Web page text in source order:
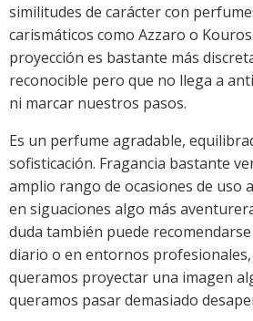
similitudes de carácter con
carismáticos como Azzaro o
proyección es bastante más
reconocible pero que no llega a
ni marcar nuestros pasos.
Es un perfume agradable,
sofisticación. Fragancia bastante
amplio rango de ocasiones de uso
en siguaciones algo más
duda también puede
diario o en entornos
queramos proyectar una imagen
queramos pasar demasiado